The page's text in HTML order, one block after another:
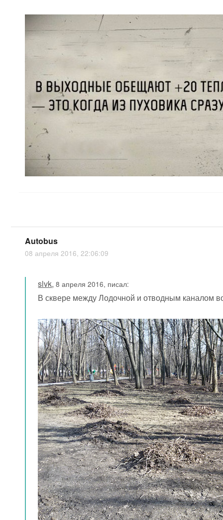
Autobus
08 апреля 2016, 22:06:09
slvk,8 апреля 2016, писал:
В сквере между Лодочной и отводным каналом